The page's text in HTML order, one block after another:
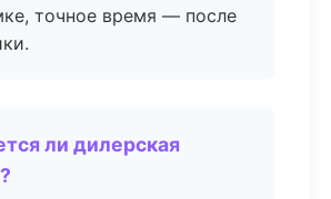
точное время — после
ли дилерская